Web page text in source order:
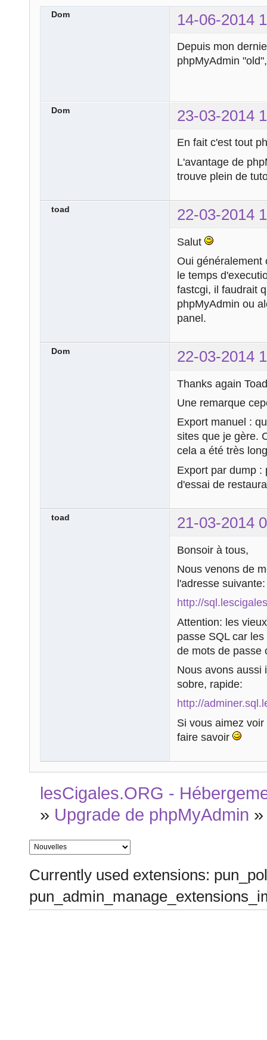
Dom 14-06-2014
Depuis mon
phpMyAdmin
Dom 23-03-2014
En fait c'est tout
L'avantage de
trouve plein de
toad 22-03-2014
Salut
Oui généralement
le temps
fastcgi, il faudrait
phpMyAdmin ou
panel.
Dom 22-03-2014
Thanks again
Une remarque
Export manuel :
sites que je gère.
cela a été très
Export par dump :
d'essai de
toad 21-03-2014
Bonsoir à tous,
Nous venons de
l'adresse suivante:
http://
Attention: les
passe SQL car
de mots de passe
Nous avons aussi
sobre, rapide:
http://
Si vous aimez
faire savoir
lesCigales.ORG -
» Upgrade de phpMyAdmin
Currently used extensions: